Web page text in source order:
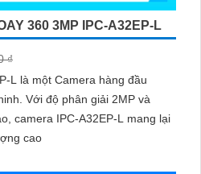
360 3MP IPC-A32EP-L
₫
L là một Camera hàng đầu
Với độ phân giải 2MP và
camera IPC-A32EP-L mang lại
cao